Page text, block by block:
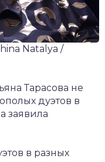
Natalya /
Тарасова не
дуэтов в
заявила
в разных